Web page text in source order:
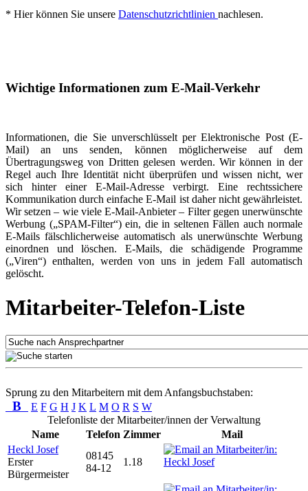
* Hier können Sie unsere Datenschutzrichtlinien nachlesen.
Wichtige Informationen zum E-Mail-Verkehr
Informationen, die Sie unverschlüsselt per Elektronische Post (E-
Mail) an uns senden, können möglicherweise auf dem
Übertragungsweg von Dritten gelesen werden. Wir können in der
Regel auch Ihre Identität nicht überprüfen und wissen nicht, wer
sich hinter einer E-Mail-Adresse verbirgt. Eine rechtssichere
Kommunikation durch einfache E-Mail ist daher nicht gewährleistet.
Wir setzen – wie viele E-Mail-Anbieter – Filter gegen unerwünschte
Werbung („SPAM-Filter“) ein, die in seltenen Fällen auch normale
E-Mails fälschlicherweise automatisch als unerwünschte Werbung
einordnen und löschen. E-Mails, die schädigende Programme
(„Viren“) enthalten, werden von uns in jedem Fall automatisch
gelöscht.
Mitarbeiter-Telefon-Liste
Sprung zu den Mitarbeitern mit dem Anfangsbuchstaben:
B E F G H J K L M O R S W
Telefonliste der Mitarbeiter/innen der Verwaltung
Name
Telefon Zimmer
Mail
Heckl Josef
Erster
Bürgermeister
08145
84-12
1.18